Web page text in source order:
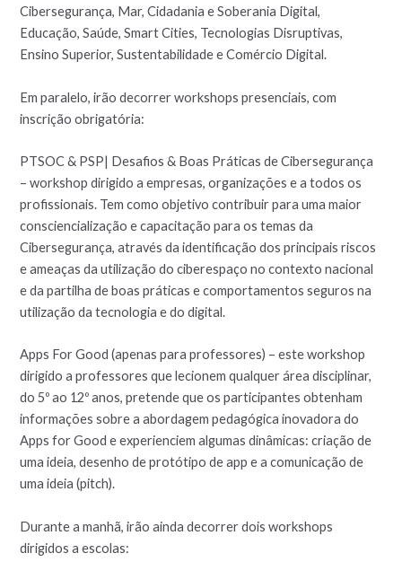
Cibersegurança, Mar, Cidadania e Soberania Digital,
Educação, Saúde, Smart Cities, Tecnologias Disruptivas,
Ensino Superior, Sustentabilidade e Comércio Digital.
Em paralelo, irão decorrer workshops presenciais, com
inscrição obrigatória:
PTSOC & PSP| Desafios & Boas Práticas de Cibersegurança
– workshop dirigido a empresas, organizações e a todos os
profissionais. Tem como objetivo contribuir para uma maior
consciencialização e capacitação para os temas da
Cibersegurança, através da identificação dos principais riscos
e ameaças da utilização do ciberespaço no contexto nacional
e da partilha de boas práticas e comportamentos seguros na
utilização da tecnologia e do digital.
Apps For Good (apenas para professores) – este workshop
dirigido a professores que lecionem qualquer área disciplinar,
do 5º ao 12º anos, pretende que os participantes obtenham
informações sobre a abordagem pedagógica inovadora do
Apps for Good e experienciem algumas dinâmicas: criação de
uma ideia, desenho de protótipo de app e a comunicação de
uma ideia (pitch).
Durante a manhã, irão ainda decorrer dois workshops
dirigidos a escolas: